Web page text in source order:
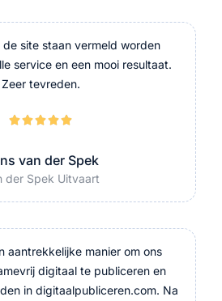
site staan vermeld worden
service en een mooi resultaat.
Zeer tevreden.

van der Spek
der Spek Uitvaart
aantrekkelijke manier om ons
digitaal te publiceren en
in digitaalpubliceren.com. Na